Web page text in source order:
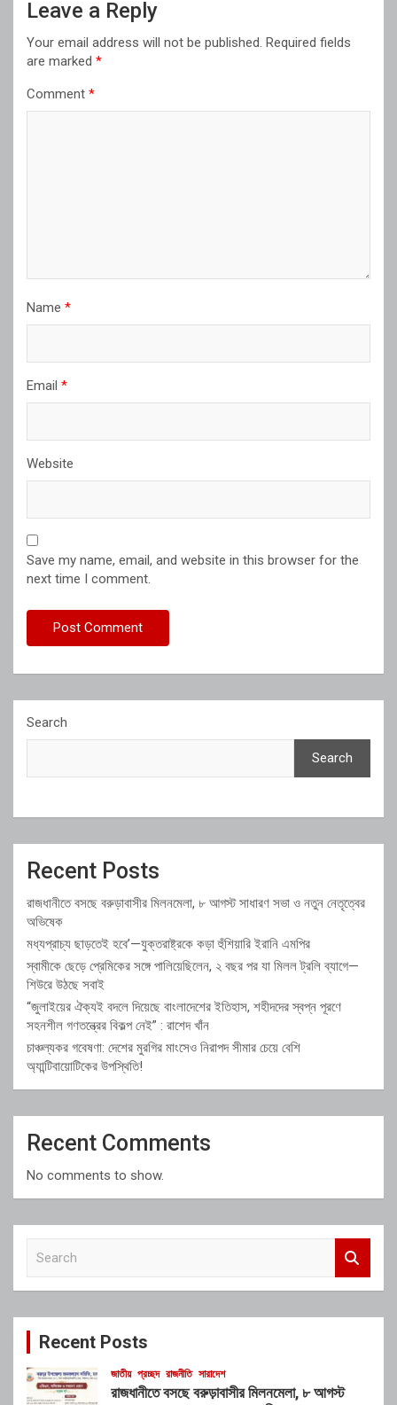
Leave a Reply
Your email address will not be published. Required fields
are marked *
Comment *
Name *
Email *
Website
Save my name, email, and website in this browser for the
next time I comment.
Search
Search
Recent Posts
রাজধানীতে বসছে বরুড়াবাসীর মিলনমেলা, ৮ আগস্ট সাধারণ সভা ও নতুন নেতৃত্বের
অভিষেক
মধ্যপ্রাচ্য ছাড়তেই হবে’—যুক্তরাষ্ট্রকে কড়া হুঁশিয়ারি ইরানি এমপির
স্বামীকে ছেড়ে প্রেমিকের সঙ্গে পালিয়েছিলেন, ২ বছর পর যা মিলল ট্রলি ব্যাগে—
শিউরে উঠছে সবাই
“জুলাইয়ের ঐক্যই বদলে দিয়েছে বাংলাদেশের ইতিহাস, শহীদদের স্বপ্ন পূরণে
সহনশীল গণতন্ত্রের বিকল্প নেই” : রাশেদ খাঁন
চাঞ্চল্যকর গবেষণা: দেশের মুরগির মাংসেও নিরাপদ সীমার চেয়ে বেশি
অ্যান্টিবায়োটিকের উপস্থিতি!
Recent Comments
No comments to show.
c
Recent Posts
জাতীয় প্রচ্ছদ রাজনীতি সারাদেশ
রাজধানীতে বসছে বরুড়াবাসীর মিলনমেলা, ৮ আগস্ট